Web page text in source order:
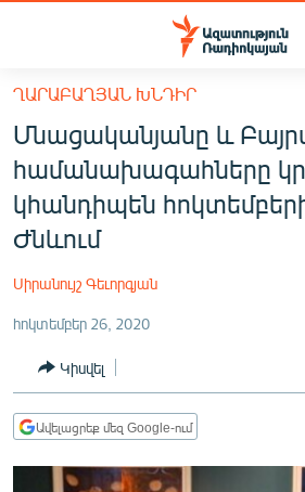
Մատչելիության
հիմնական
բովանդակությանը
Անցնել
հիմնական
մենյուին
Որոնում
ՀԱՅԱՍՏԱՆ
ՔԱՂԱՔԱԿԱՆ
ԸՆՏՐՈՒԹՅՈՒՆՆԵՐ 2026
ՊԱՏԵՐԱԶՄԻ 6 ՇԱԲԱԹՆԵՐԸ
ՏԱՐԱԾԱՇՐՋԱՆ
ՂԱՐԱԲԱՂՅԱՆ ԽՆԴԻՐ
Մնացականյանը և
համանախագահները
կհանդիպեն
Ժնևում
Սիրանույշ Գեւորգյան
հոկտեմբեր 26, 2020
Կիսվել
Ավելացրեք մեզ Google-ում